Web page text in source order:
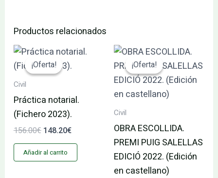
Productos relacionados
¡Oferta!
¡Oferta!
Civil
Práctica notarial.
(Fichero 2023).
156.00€
El
precio
original
era:
148.20€
El
actual
Añadir al carrito
¡Oferta!
¡Oferta!
Civil
OBRA ESCOLLIDA.
PREMI PUIG SALELLAS
EDICIÓ 2022. (Edición
en castellano)
El
precio
original
era:
84.00€.
El
precio
actual
es:
79.80€.